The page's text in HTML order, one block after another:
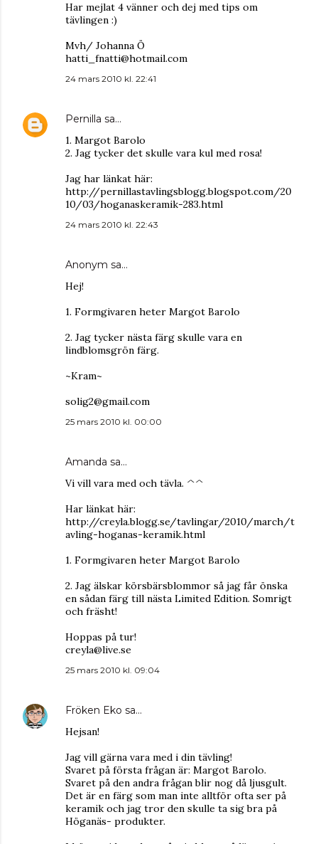
Har mejlat 4 vänner och dej med tips om
tävlingen :)
Mvh/ Johanna Ö
hatti_fnatti@hotmail.com
24 mars 2010 kl. 22:41
Pernilla sa…
1. Margot Barolo
2. Jag tycker det skulle vara kul med rosa!
Jag har länkat här:
http://pernillastavlingsblogg.blogspot.com/20
10/03/hoganaskeramik-283.html
24 mars 2010 kl. 22:43
Anonym sa…
Hej!
1. Formgivaren heter Margot Barolo
2. Jag tycker nästa färg skulle vara en
lindblomsgrön färg.
~Kram~
solig2@gmail.com
25 mars 2010 kl. 00:00
Amanda sa…
Vi vill vara med och tävla. ^^
Har länkat här:
http://creyla.blogg.se/tavlingar/2010/march/t
avling-hoganas-keramik.html
1. Formgivaren heter Margot Barolo
2. Jag älskar körsbärsblommor så jag får önska
en sådan färg till nästa Limited Edition. Somrigt
och fräsht!
Hoppas på tur!
creyla@live.se
25 mars 2010 kl. 09:04
Fröken Eko sa…
Hejsan!
Jag vill gärna vara med i din tävling!
Svaret på första frågan är: Margot Barolo.
Svaret på den andra frågan blir nog då ljusgult.
Det är en färg som man inte alltför ofta ser på
keramik och jag tror den skulle ta sig bra på
Höganäs- produkter.